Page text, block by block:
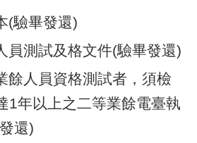
(驗畢發還)
員測試及格文件(驗畢發還)
餘人員資格測試者，須檢
1年以上之二等業餘電臺執
還)